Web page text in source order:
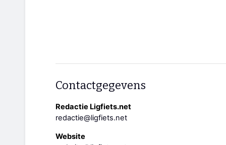
Contactgegevens
Redactie Ligfiets.net
redactie@ligfiets.net
Website